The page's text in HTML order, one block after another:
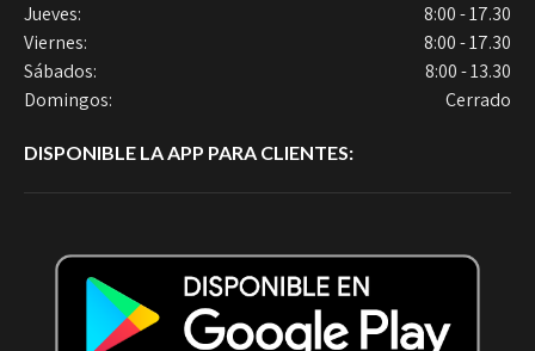
Jueves:
8:00 - 17.30
Viernes:
8:00 - 17.30
Sábados:
8:00 - 13.30
Domingos:
Cerrado
DISPONIBLE LA APP PARA CLIENTES: